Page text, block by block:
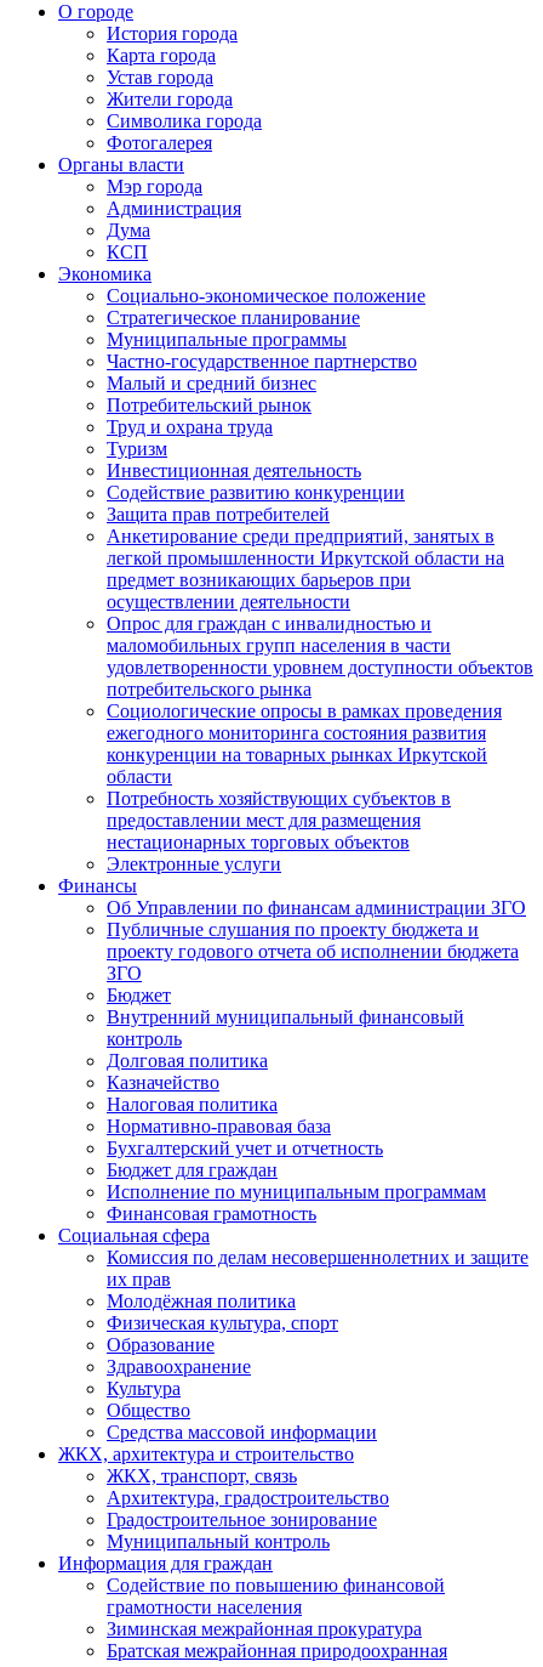
О городе
История города
Карта города
Устав города
Жители города
Символика города
Фотогалерея
Органы власти
Мэр города
Администрация
Дума
КСП
Экономика
Социально-экономическое положение
Стратегическое планирование
Муниципальные программы
Частно-государственное партнерство
Малый и средний бизнес
Потребительский рынок
Труд и охрана труда
Туризм
Инвестиционная деятельность
Содействие развитию конкуренции
Защита прав потребителей
Анкетирование среди предприятий, занятых в
легкой промышленности Иркутской области на
предмет возникающих барьеров при
осуществлении деятельности
Опрос для граждан с инвалидностью и
маломобильных групп населения в части
удовлетворенности уровнем доступности объектов
потребительского рынка
Социологические опросы в рамках проведения
ежегодного мониторинга состояния развития
конкуренции на товарных рынках Иркутской
области
Потребность хозяйствующих субъектов в
предоставлении мест для размещения
нестационарных торговых объектов
Электронные услуги
Финансы
Об Управлении по финансам администрации ЗГО
Публичные слушания по проекту бюджета и
проекту годового отчета об исполнении бюджета
ЗГО
Бюджет
Внутренний муниципальный финансовый
контроль
Долговая политика
Казначейство
Налоговая политика
Нормативно-правовая база
Бухгалтерский учет и отчетность
Бюджет для граждан
Исполнение по муниципальным программам
Финансовая грамотность
Социальная сфера
Комиссия по делам несовершеннолетних и защите
их прав
Молодёжная политика
Физическая культура, спорт
Образование
Здравоохранение
Культура
Общество
Средства массовой информации
ЖКХ, архитектура и строительство
ЖКХ, транспорт, связь
Архитектура, градостроительство
Градостроительное зонирование
Муниципальный контроль
Информация для граждан
Содействие по повышению финансовой
грамотности населения
Зиминская межрайонная прокуратура
Братская межрайонная природоохранная